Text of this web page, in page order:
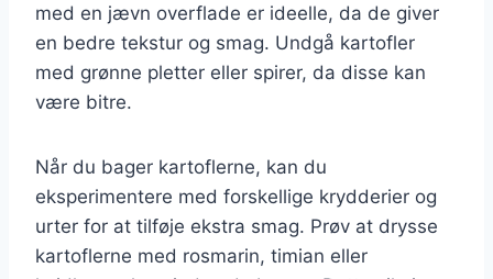
med en jævn overflade er ideelle, da de giver
en bedre tekstur og smag. Undgå kartofler
med grønne pletter eller spirer, da disse kan
være bitre.
Når du bager kartoflerne, kan du
eksperimentere med forskellige krydderier og
urter for at tilføje ekstra smag. Prøv at drysse
kartoflerne med rosmarin, timian eller